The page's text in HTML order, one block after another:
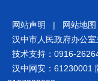
网站声明 |
网站地图
汉中市人民政府办公室
技术支持：0916-
汉中网安：61230001